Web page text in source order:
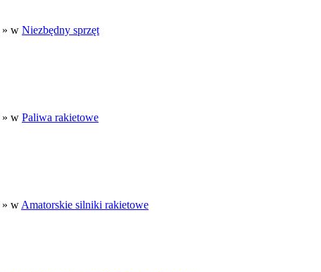
» w Niezbędny sprzęt
» w Paliwa rakietowe
» w Amatorskie silniki rakietowe